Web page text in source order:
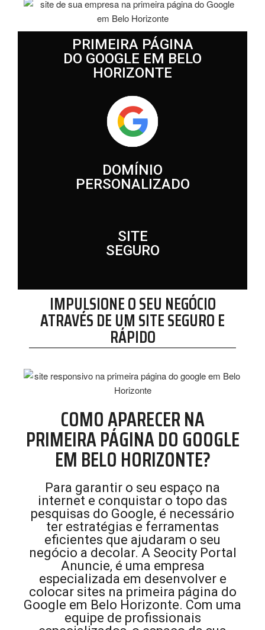
PRIMEIRA PÁGINA
DO GOOGLE EM BELO
HORIZONTE
DOMÍNIO
PERSONALIZADO
SITE
SEGURO
IMPULSIONE O SEU NEGÓCIO
ATRAVÉS DE UM SITE SEGURO E
RÁPIDO
COMO APARECER NA
PRIMEIRA PÁGINA DO GOOGLE
EM BELO HORIZONTE?
Para garantir o seu espaço na
internet e conquistar o topo das
pesquisas do Google, é necessário
ter estratégias e ferramentas
eficientes que ajudaram o seu
negócio a decolar. A Seocity Portal
Anuncie, é uma empresa
especializada em desenvolver e
colocar sites na primeira página do
Google em Belo Horizonte. Com uma
equipe de profissionais